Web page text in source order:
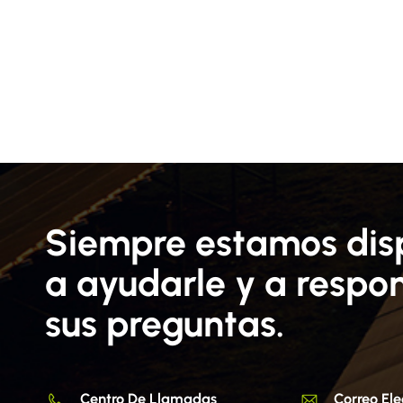
Siempre estamos
a ayudarle y a
sus preguntas.
Centro De Llamadas Correo